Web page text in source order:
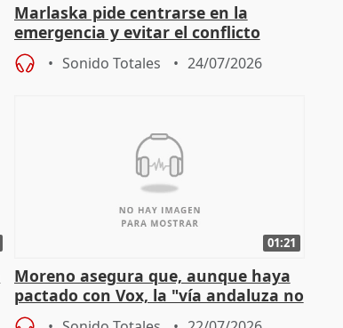
Marlaska pide centrarse en la
emergencia y evitar el conflicto
político
Sonido Totales 24/07/2026
01:21
Moreno asegura que, aunque haya
pactado con Vox, la "vía andaluza no
ha muerto" ni él va a "cambiar"